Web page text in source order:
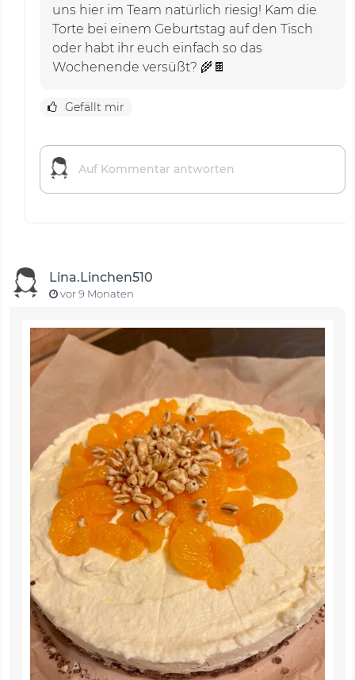
uns hier im Team natürlich riesig! Kam die
Torte bei einem Geburtstag auf den Tisch
oder habt ihr euch einfach so das
Wochenende versüßt? 🌾🍫
Gefällt mir
Lina.Linchen510
vor 9 Monaten